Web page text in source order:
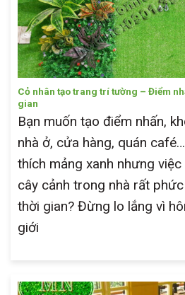
Cỏ nhân tạo trang trí tường – Điểm
gian
Bạn muốn tạo điểm nhấn,
nhà ở, cửa hàng, quán
thích mảng xanh nhưng
cây cảnh trong nhà rất
thời gian? Đừng lo lắng vì
giới